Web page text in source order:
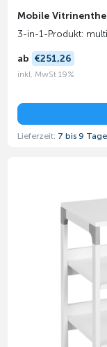
Mobile
3-in-1-Produkt:
ab €251,26
inkl. MwSt 19%
Lieferzeit: 7 bis 9 Tage